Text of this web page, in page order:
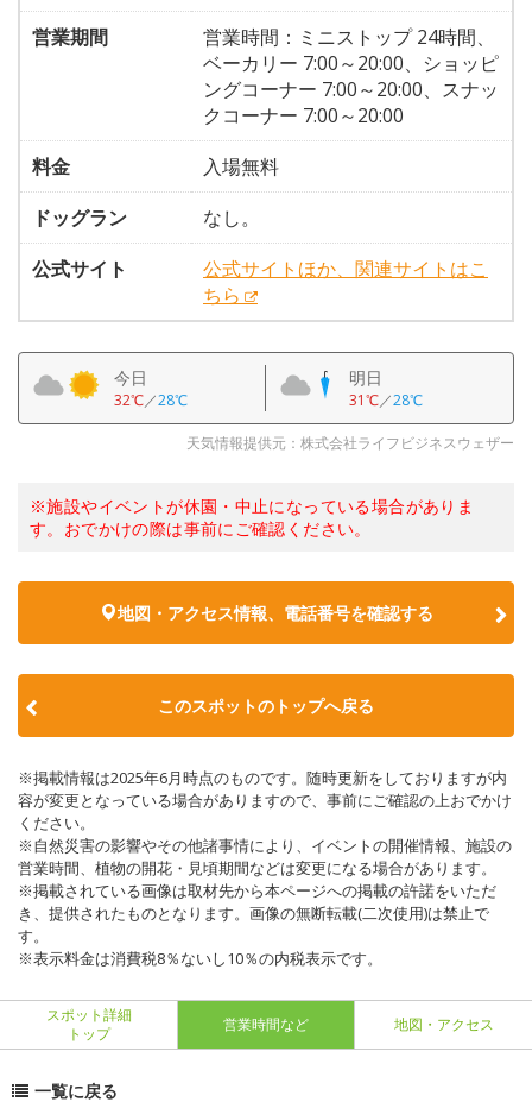
営業期間
営業時間：ミニストップ 24時間、
ベーカリー 7:00～20:00、ショッピ
ングコーナー 7:00～20:00、スナッ
クコーナー 7:00～20:00
料金
入場無料
ドッグラン
なし。
公式サイト
公式サイトほか、関連サイトはこ
ちら
今日
32℃／28℃
明日
31℃／28℃
天気情報提供元：株式会社ライフビジネスウェザー
※施設やイベントが休園・中止になっている場合がありま
す。おでかけの際は事前にご確認ください。
地図・アクセス情報、電話番号を確認する
このスポットのトップへ戻る
※掲載情報は2025年6月時点のものです。随時更新をしておりますが内
容が変更となっている場合がありますので、事前にご確認の上おでかけ
ください。
※自然災害の影響やその他諸事情により、イベントの開催情報、施設の
営業時間、植物の開花・見頃期間などは変更になる場合があります。
※掲載されている画像は取材先から本ページへの掲載の許諾をいただ
き、提供されたものとなります。画像の無断転載(二次使用)は禁止で
す。
※表示料金は消費税8％ないし10％の内税表示です。
スポット詳細
トップ
営業時間など 地図・アクセス
一覧に戻る